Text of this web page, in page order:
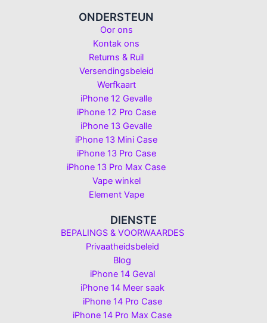
ONDERSTEUN
Oor ons
Kontak ons
Returns & Ruil
Versendingsbeleid
Werfkaart
iPhone 12 Gevalle
iPhone 12 Pro Case
iPhone 13 Gevalle
iPhone 13 Mini Case
iPhone 13 Pro Case
iPhone 13 Pro Max Case
Vape winkel
Element Vape
DIENSTE
BEPALINGS & VOORWAARDES
Privaatheidsbeleid
Blog
iPhone 14 Geval
iPhone 14 Meer saak
iPhone 14 Pro Case
iPhone 14 Pro Max Case